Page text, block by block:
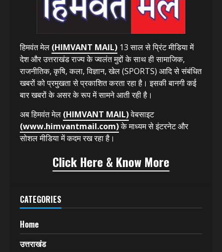
हिमवंत मेल (HIMVANT MAIL) 13 साल से प्रिंट मीडिया में
देश और उत्तराखंड राज्य के ज्वलंत मुद्दों के साथ ही सामाजिक,
राजनीतिक, कृषि, कला, विज्ञान, खेल (SPORTS) आदि से संबंधित
खबरों को प्रमुखता से प्रकाशित करता रहा है। इसकी बानगी कई
बार खबरों के असर के रूप में सामने आती रही है।
अब हिमवंत मेल (HIMVANT MAIL)वेबसाइट
(www.himvantmail.com)के माध्यम से इंटरनेट और
सोशल मीडिया में कदम रख रहा है।
Click Here & Know More
CATEGORIES
Home
उत्तराखंड